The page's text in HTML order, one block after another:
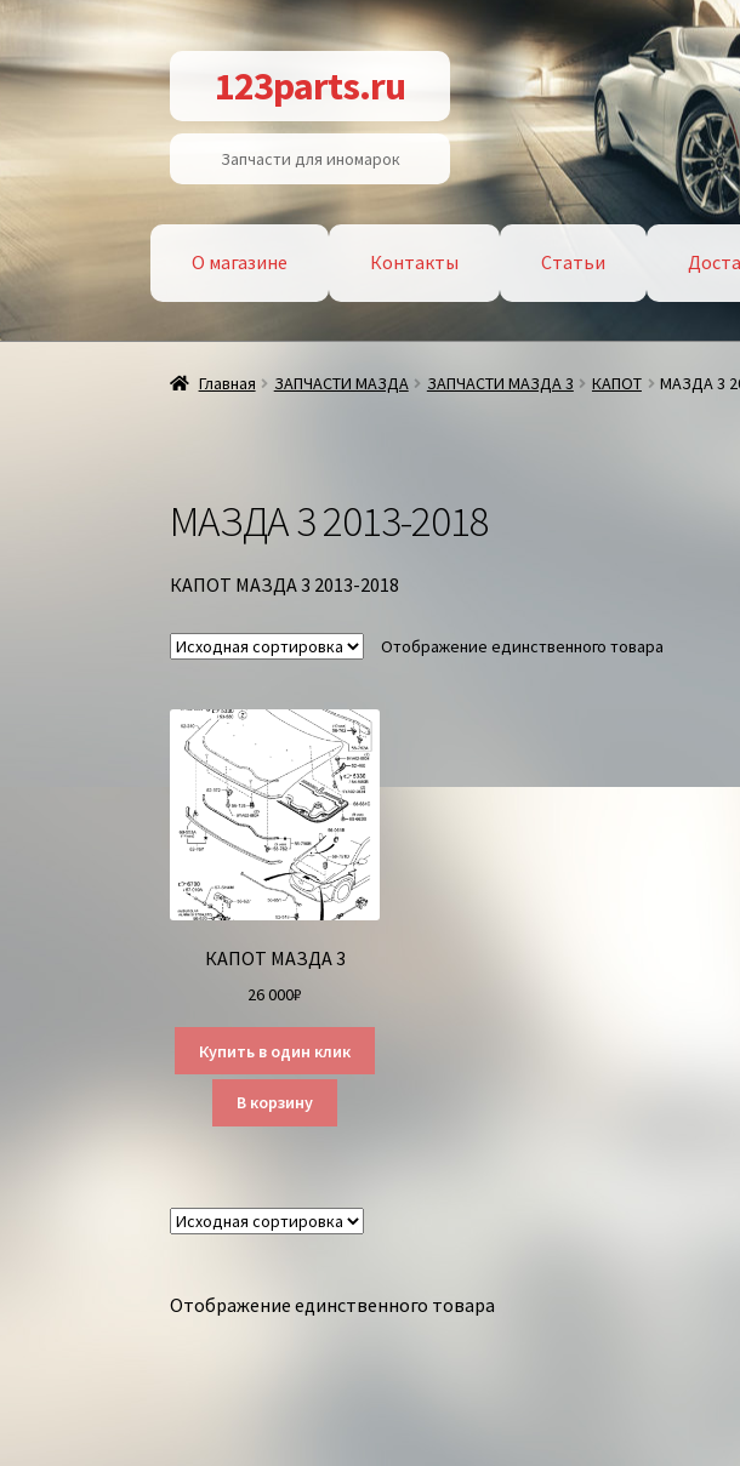
Перейти
к
навигации
Перейти
к
содержимому
123parts.ru
Запчасти для иномарок
О магазине Контакты Статьи
Главная ЗАПЧАСТИ МАЗДА ЗАПЧАСТИ МАЗДА 3 КАПОТ МАЗДА 3
МАЗДА 3 2013-2018
КАПОТ МАЗДА 3 2013-2018
Отображение единственного товара
КАПОТ МАЗДА 3
26 000₽
Купить в один клик
В корзину
Отображение единственного товара